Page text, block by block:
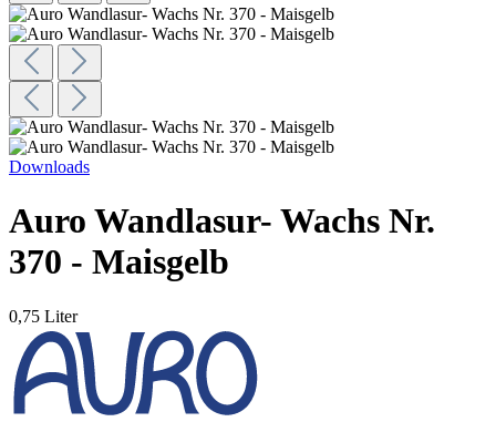
Downloads
Auro Wandlasur- Wachs Nr.
370 - Maisgelb
0,75 Liter